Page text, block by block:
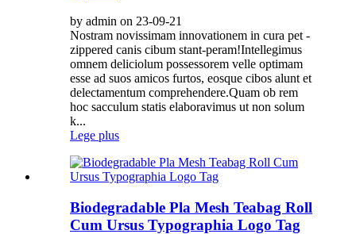
by admin on 23-09-21
Nostram novissimam innovationem in cura pet -
zippered canis cibum stant-peram!Intellegimus
omnem deliciolum possessorem velle optimam
esse ad suos amicos furtos, eosque cibos alunt et
delectamentum comprehendere.Quam ob rem
hoc sacculum statis elaboravimus ut non solum
k...
Lege plus
Biodegradable Pla Mesh Teabag Roll
Cum Ursus Typographia Logo Tag